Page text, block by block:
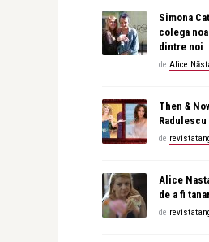
Simona
colega
dintre noi
de Alice
Then &
Radulescu
de
Alice
de a fi
de